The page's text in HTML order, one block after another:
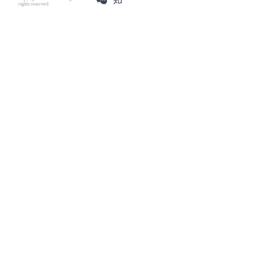
rights reserved.